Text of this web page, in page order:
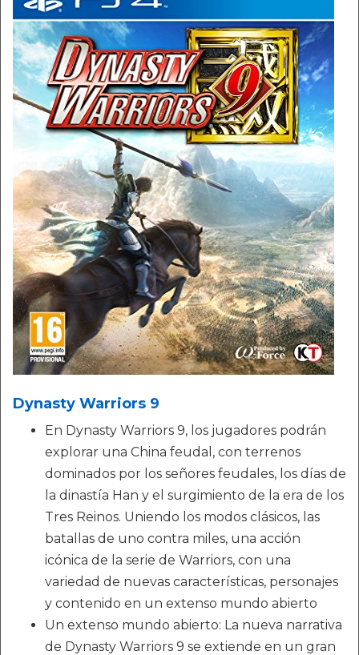
Dynasty Warriors 9
En Dynasty Warriors 9, los jugadores podrán
explorar una China feudal, con terrenos
dominados por los señores feudales, los días de
la dinastía Han y el surgimiento de la era de los
Tres Reinos. Uniendo los modos clásicos, las
batallas de uno contra miles, una acción
icónica de la serie de Warriors, con una
variedad de nuevas características, personajes
y contenido en un extenso mundo abierto
Un extenso mundo abierto: La nueva narrativa
de Dynasty Warriors 9 se extiende en un gran